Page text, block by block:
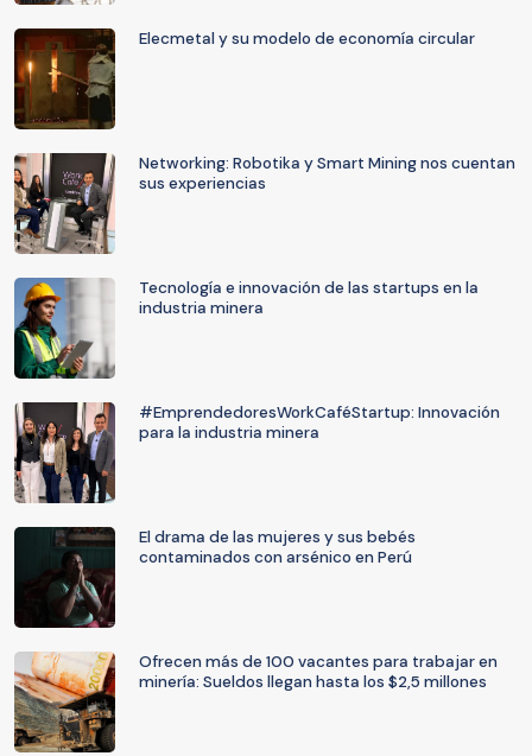
Elecmetal y su modelo de economía circular
Networking: Robotika y Smart Mining nos cuentan
sus experiencias
Tecnología e innovación de las startups en la
industria minera
#EmprendedoresWorkCaféStartup: Innovación
para la industria minera
El drama de las mujeres y sus bebés
contaminados con arsénico en Perú
Ofrecen más de 100 vacantes para trabajar en
minería: Sueldos llegan hasta los $2,5 millones